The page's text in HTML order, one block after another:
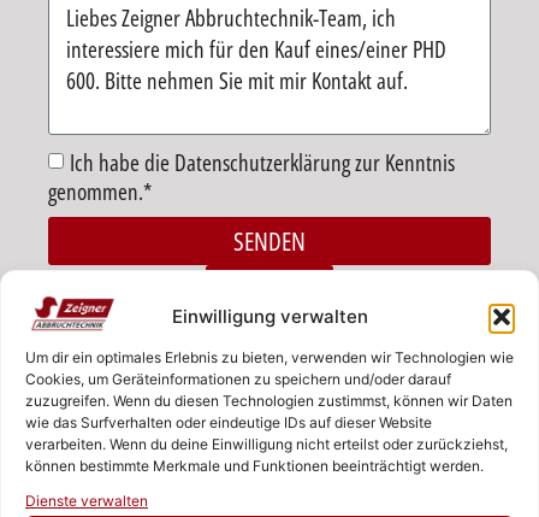
Einwilligung verwalten
Um dir ein optimales Erlebnis zu bieten, verwenden wir Technologien wie
Cookies, um Geräteinformationen zu speichern und/oder darauf
zuzugreifen. Wenn du diesen Technologien zustimmst, können wir Daten
wie das Surfverhalten oder eindeutige IDs auf dieser Website
verarbeiten. Wenn du deine Einwilligung nicht erteilst oder zurückziehst,
können bestimmte Merkmale und Funktionen beeinträchtigt werden.
Dienste verwalten
Ich habe die Datenschutzerklärung zur Kenntnis
genommen.*
SENDEN
Rufen Sie uns an!